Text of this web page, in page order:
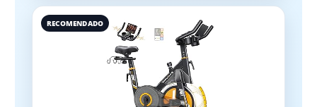
RECOMENDADO